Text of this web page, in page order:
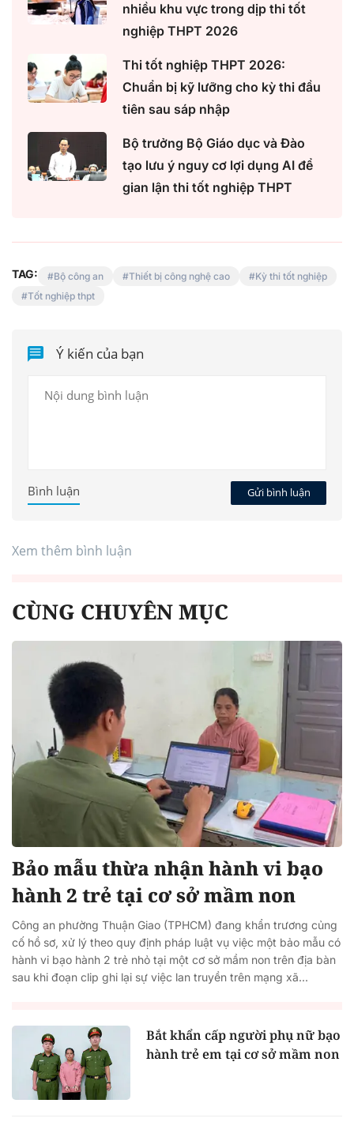
nhiều khu vực trong dịp thi tốt
nghiệp THPT 2026
Thi tốt nghiệp THPT 2026:
Chuẩn bị kỹ lưỡng cho kỳ thi đầu
tiên sau sáp nhập
Bộ trưởng Bộ Giáo dục và Đào
tạo lưu ý nguy cơ lợi dụng AI để
gian lận thi tốt nghiệp THPT
TAG: Bộ công an Thiết bị công nghệ cao
Kỳ thi tốt nghiệp
Tốt nghiệp thpt
Ý kiến của bạn
Gửi bình luận
Bình luận
Xem thêm bình luận
CÙNG CHUYÊN MỤC
Bảo mẫu thừa nhận hành vi bạo
hành 2 trẻ tại cơ sở mầm non
Công an phường Thuận Giao (TPHCM) đang khẩn trương củng
cố hồ sơ, xử lý theo quy định pháp luật vụ việc một bảo mẫu có
hành vi bạo hành 2 trẻ nhỏ tại một cơ sở mầm non trên địa bàn
sau khi đoạn clip ghi lại sự việc lan truyền trên mạng xã...
Bắt khẩn cấp người phụ nữ bạo
hành trẻ em tại cơ sở mầm non